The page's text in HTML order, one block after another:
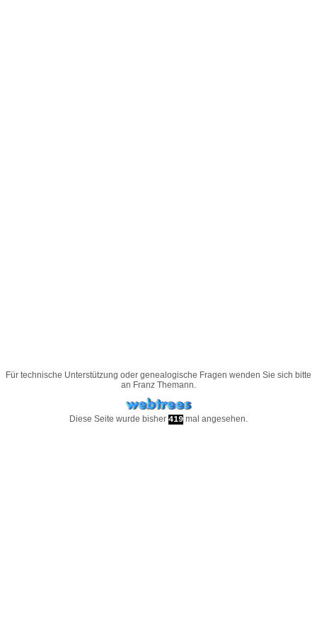
Für technische Unterstützung oder genealogische Fragen wenden Sie sich bitte
an Franz Themann.
Diese Seite wurde bisher 419 mal angesehen.